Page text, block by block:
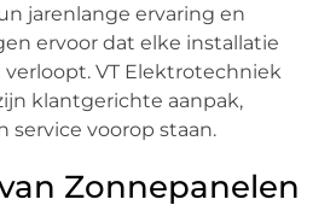
jarenlange ervaring en
ervoor dat elke installatie
VT Elektrotechniek
klantgerichte aanpak,
service voorop staan.
Zonnepanelen